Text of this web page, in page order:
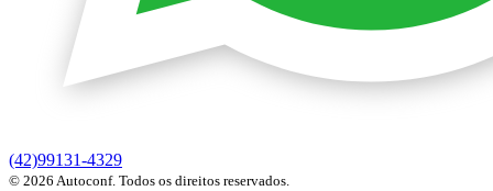
(42)99131-4329
© 2026 Autoconf. Todos os direitos reservados.